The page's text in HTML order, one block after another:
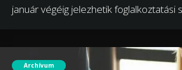
január végéig jelezhetik foglalkoztatási
Archívum